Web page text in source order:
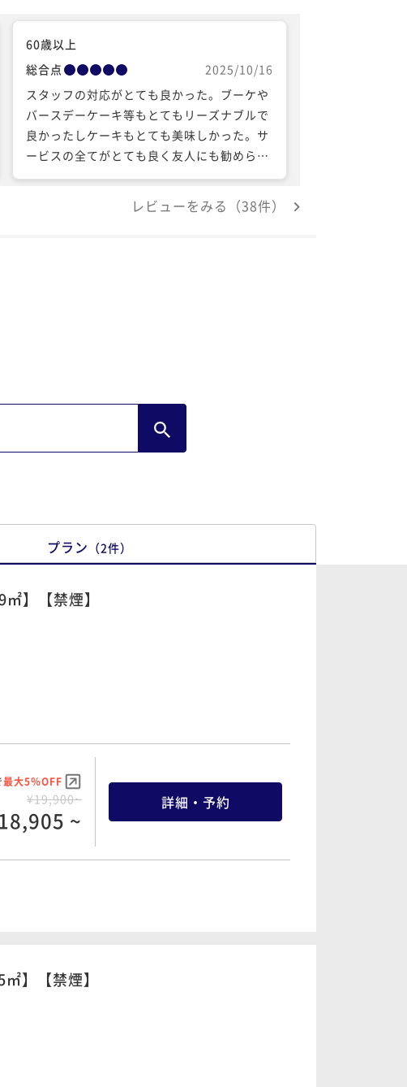
60歳以上
総合点
2025/10/16
スタッフの対応がとても良かった。ブーケや
バースデーケーキ等もとてもリーズナブルで
良かったしケーキもとても美味しかった。サ
ービスの全てがとても良く友人にも勧められ
る対応であった。
レビューをみる（38件）
プラン （2件）
】【禁煙】
最大5％OFF
¥19,900~
~
詳細・予約
】【禁煙】